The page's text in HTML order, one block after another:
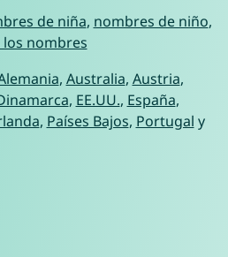
de niña, nombres de niño,
nombres
, Australia, Austria,
, EE.UU., España,
, Países Bajos, Portugal y